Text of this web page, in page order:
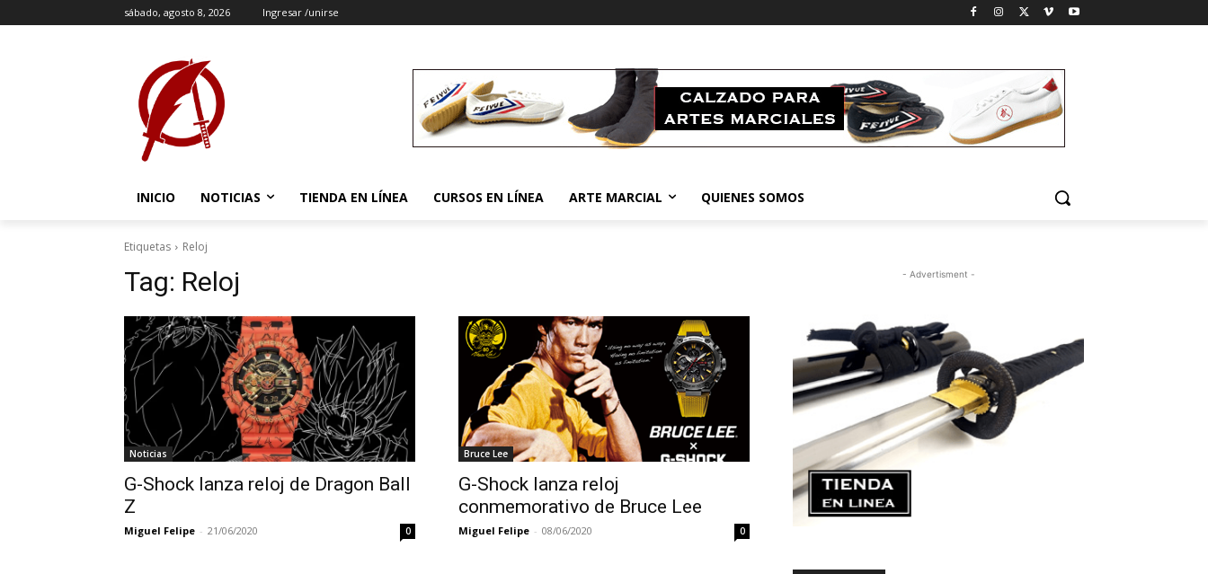
sábado, agosto 8, 2026 Ingresar /unirse
INICIO NOTICIAS TIENDA EN LÍNEA CURSOS EN LÍNEA ARTE MARCIAL QUIENES SOMOS
Etiquetas Reloj
Tag: Reloj
Noticias
G-Shock lanza reloj de Dragon Ball
Z
Miguel Felipe - 21/06/2020 0
Bruce Lee
G-Shock lanza reloj
conmemorativo de Bruce Lee
Miguel Felipe - 08/06/2020 0
- Advertisment -